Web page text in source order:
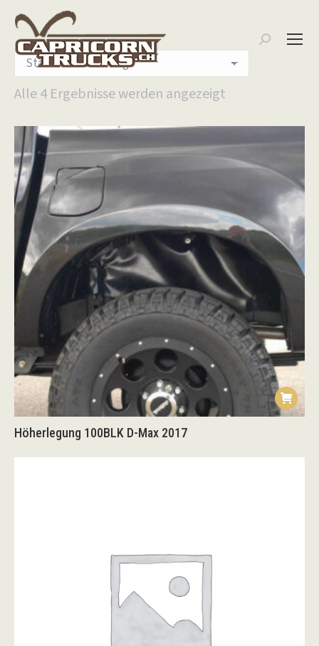
Search:
Alle 4 Ergebnisse werden angezeigt
Höherlegung 100BLK D-Max 2017